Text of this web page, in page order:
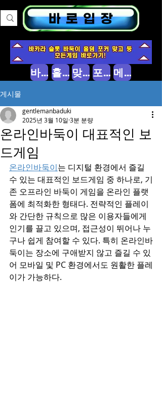
바둑이 소개 홀덤 소개 맞고 소개 포커 소개 메인으로
게시물
온라인바둑이 대표적인 보
드게임
gentlemanbaduki
2025년 3월 10일 3분 분량
온라인바둑이는 디지털 환경에서 즐길
수 있는 대표적인 보드게임 중 하나로, 기
존 오프라인 바둑이 게임을 온라인 플랫
폼에 최적화한 형태다. 전략적인 플레이
와 간단한 규칙으로 많은 이용자들에게
인기를 끌고 있으며, 접근성이 뛰어나 누
구나 쉽게 참여할 수 있다. 특히 온라인바
둑이는 장소에 구애받지 않고 즐길 수 있
어 모바일 및 PC 환경에서도 원활한 플레
이가 가능하다.